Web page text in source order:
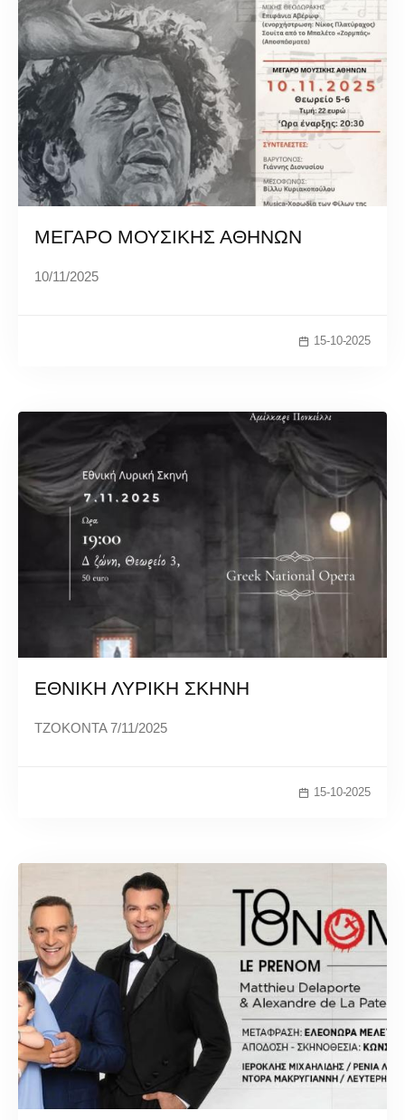
ΜΕΓΑΡΟ ΜΟΥΣΙΚΗΣ ΑΘΗΝΩΝ
10/11/2025
15-10-2025
ΕΘΝΙΚΗ ΛΥΡΙΚΗ ΣΚΗΝΗ
ΤΖΟΚΟΝΤΑ 7/11/2025
15-10-2025